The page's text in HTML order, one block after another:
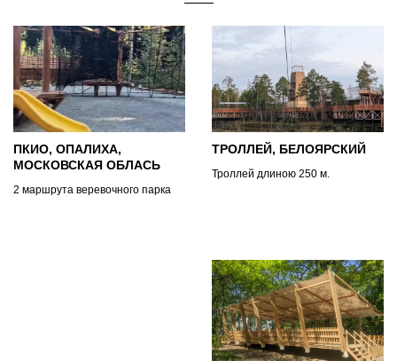
ПКИО, ОПАЛИХА,
МОСКОВСКАЯ ОБЛАСЬ
2 маршрута веревочного парка
ТРОЛЛЕЙ, БЕЛОЯРСКИЙ
Троллей длиною 250 м.